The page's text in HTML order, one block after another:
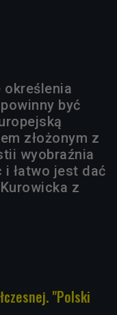
być
złożonym z
wyobraźnia
łatwo jest dać
z
"Polski